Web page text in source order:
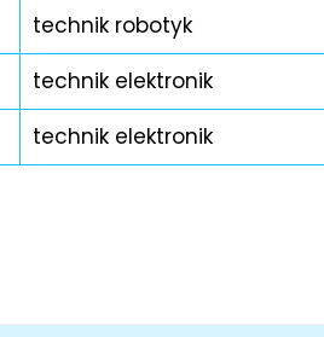
technik robotyk
technik elektronik
technik elektronik